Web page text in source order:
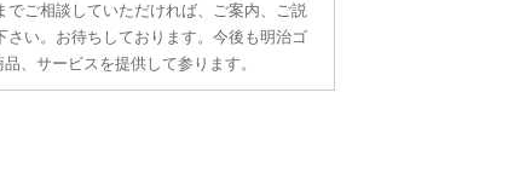
ご相談していただければ、ご案内、ご説
い。お待ちしております。今後も明治ゴ
、サービスを提供して参ります。